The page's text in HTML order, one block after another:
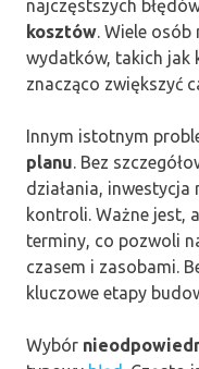
najczęstszych
kosztów. Wiele osób
wydatków, takich jak
znacząco zwiększyć
Innym istotnym
planu. Bez
działania, inwestycja
kontroli. Ważne jest,
terminy, co pozwoli
czasem i zasobami.
kluczowe etapy
Wybór